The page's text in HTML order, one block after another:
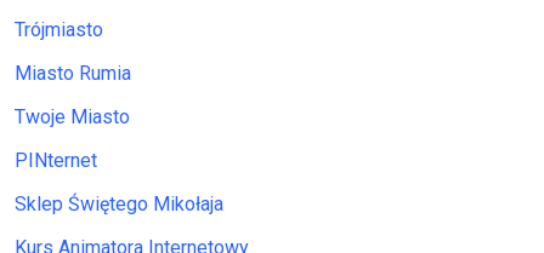
Trójmiasto
Miasto Rumia
Twoje Miasto
PINternet
Sklep Świętego Mikołaja
Kurs Animatora Internetowy